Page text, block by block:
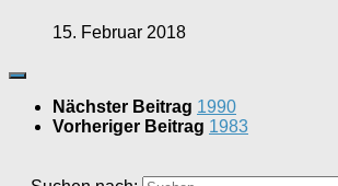
15. Februar 2018
Nächster Beitrag 1990
Vorheriger Beitrag 1983